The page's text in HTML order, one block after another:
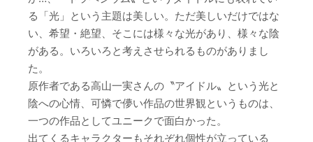
る「光」という主題は美しい。ただ美しいだけではな
い、希望・絶望、そこには様々な光があり、様々な陰
がある。いろいろと考えさせられるものがありまし
た。
原作者である高山一実さんの〝アイドル〟という光と
陰への心情、可憐で儚い作品の世界観というものは、
一つの作品としてユニークで面白かった。
出てくるキャラクターもそれぞれ個性が立っている